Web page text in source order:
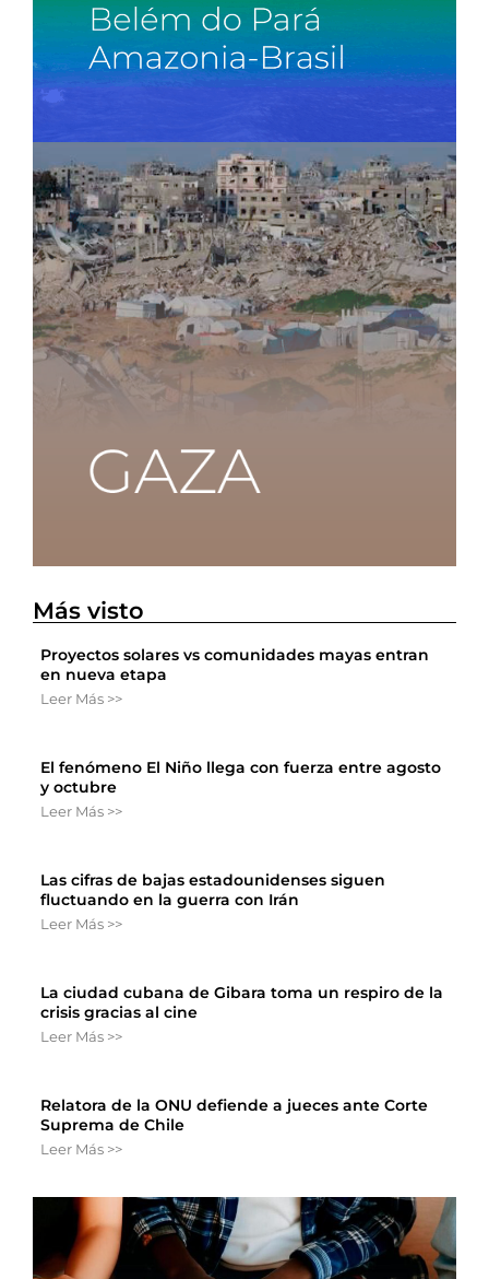
Más visto
Proyectos solares vs comunidades mayas entran
en nueva etapa
Leer Más >>
El fenómeno El Niño llega con fuerza entre agosto
y octubre
Leer Más >>
Las cifras de bajas estadounidenses siguen
fluctuando en la guerra con Irán
Leer Más >>
La ciudad cubana de Gibara toma un respiro de la
crisis gracias al cine
Leer Más >>
Relatora de la ONU defiende a jueces ante Corte
Suprema de Chile
Leer Más >>